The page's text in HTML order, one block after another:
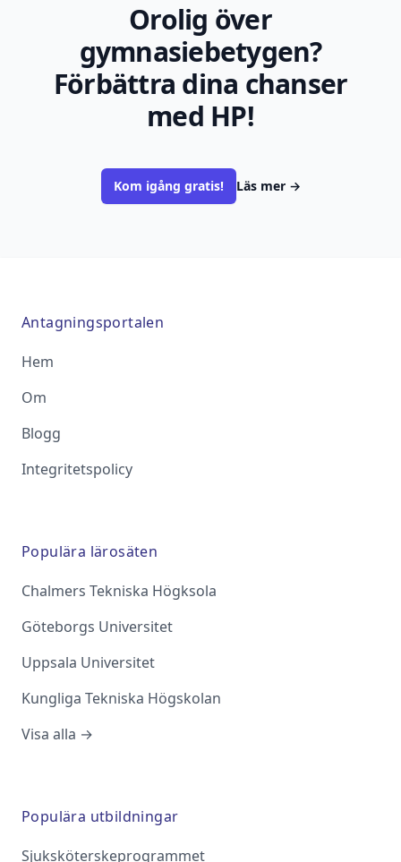
Orolig över
gymnasiebetygen?
Förbättra dina chanser
med HP!
Kom igång gratis! Läs mer →
Antagningsportalen
Hem
Om
Blogg
Integritetspolicy
Populära lärosäten
Chalmers Tekniska Högksola
Göteborgs Universitet
Uppsala Universitet
Kungliga Tekniska Högskolan
Visa alla →
Populära utbildningar
Sjuksköterskeprogrammet